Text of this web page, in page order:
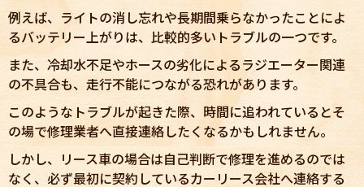
例えば、ライトの消し忘れや長期間乗らなかったことによ
るバッテリー上がりは、比較的多いトラブルの一つです。
また、冷却水不足やホースの劣化によるラジエーター関連
の不具合も、走行不能につながる恐れがあります。
このようなトラブルが起きた際、時間に追われているとそ
の場で修理業者へ直接連絡したくなるかもしれません。
しかし、リース車の場合は自己判断で修理を進めるのでは
なく、必ず最初に契約しているカーリース会社へ連絡する